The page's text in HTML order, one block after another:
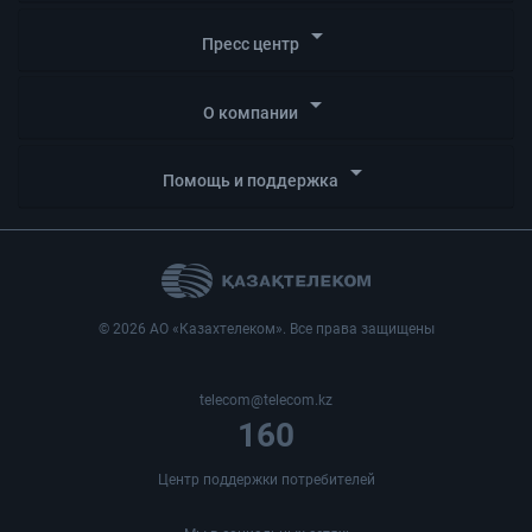
Пресс центр arrow_drop_down
О компании arrow_drop_down
Помощь и поддержка arrow_drop_down
© 2026 АО «Казахтелеком». Все права защищены
telecom@telecom.kz
160
Центр поддержки потребителей